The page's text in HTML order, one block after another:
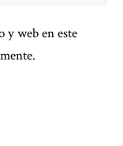
y web en este